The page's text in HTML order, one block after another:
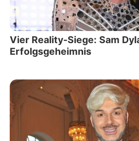
Vier Reality-Siege: Sam
Erfolgsgeheimnis